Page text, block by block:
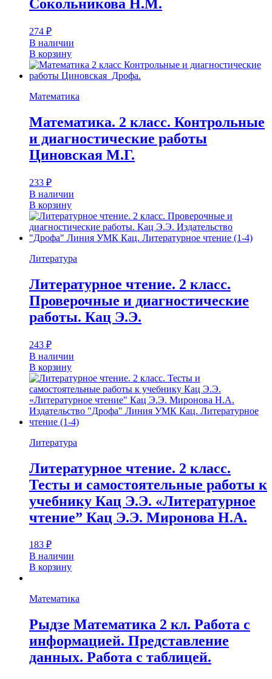
Сокольникова Н.М.
274 ₽
В наличии
В корзину
Математика
Математика. 2 класс. Контрольные
и диагностические работы
Циновская М.Г.
233 ₽
В наличии
В корзину
Литература
Литературное чтение. 2 класс.
Проверочные и диагностические
работы. Кац Э.Э.
243 ₽
В наличии
В корзину
Литература
Литературное чтение. 2 класс.
Тесты и самостоятельные работы к
учебнику Кац Э.Э. «Литературное
чтение” Кац Э.Э. Миронова Н.А.
183 ₽
В наличии
В корзину
Математика
Рыдзе Математика 2 кл. Работа с
информацией. Представление
данных. Работа с таблицей.